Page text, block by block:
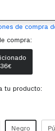
de compra
compra:
€
tu producto:
Negro